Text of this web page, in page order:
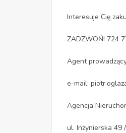
Interesuje Cię
ZADZWOŃ! 724
Agent
e-mail:
Agencja
ul. Inżynierska 49